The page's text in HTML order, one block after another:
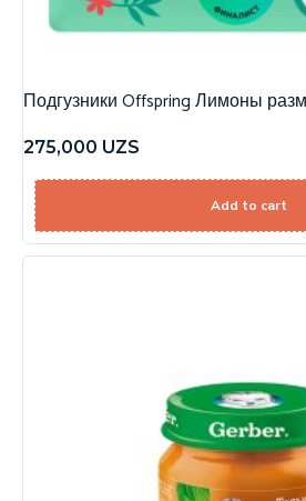
Подгузники Offspring Лимоны
275,000 UZS
Add to cart